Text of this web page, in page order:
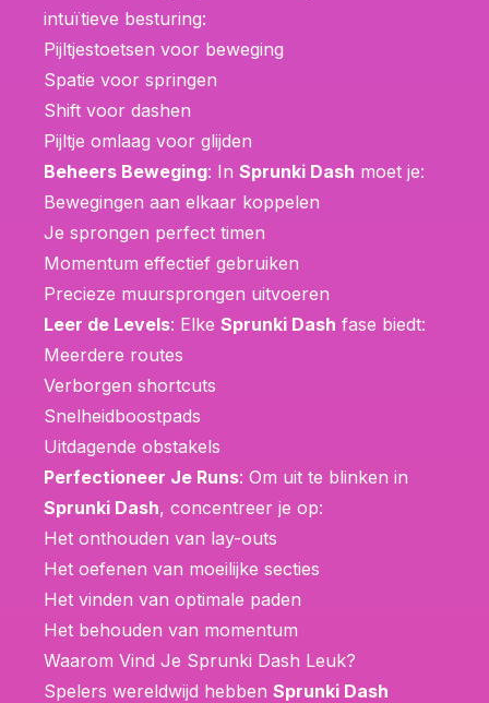
intuïtieve besturing:
Pijltjestoetsen voor beweging
Spatie voor springen
Shift voor dashen
Pijltje omlaag voor glijden
Beheers Beweging: In Sprunki Dash moet je:
Bewegingen aan elkaar koppelen
Je sprongen perfect timen
Momentum effectief gebruiken
Precieze muursprongen uitvoeren
Leer de Levels: Elke Sprunki Dash fase biedt:
Meerdere routes
Verborgen shortcuts
Snelheidboostpads
Uitdagende obstakels
Perfectioneer Je Runs: Om uit te blinken in
Sprunki Dash, concentreer je op:
Het onthouden van lay-outs
Het oefenen van moeilijke secties
Het vinden van optimale paden
Het behouden van momentum
Waarom Vind Je Sprunki Dash Leuk?
Spelers wereldwijd hebben Sprunki Dash